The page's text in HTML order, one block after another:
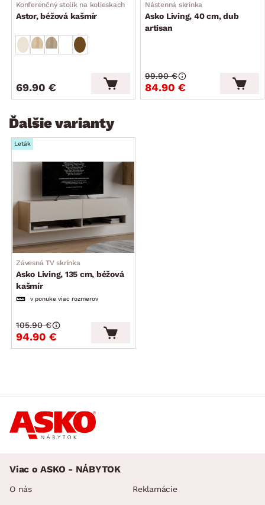
dodávané v demonte
Konferenčný stolík na kolieskach
Astor, béžová kašmír
69.90 €
Nástenná skrinka
Asko Living, 40 cm, dub
artisan
84.90 €
99.90 €
Ďalšie varianty
Leták
Závesná TV skrinka
Asko Living, 135 cm, béžová
kašmír
v ponuke viac rozmerov
94.90 €
105.90 €
Viac o ASKO - NÁBYTOK
O nás Reklamácie